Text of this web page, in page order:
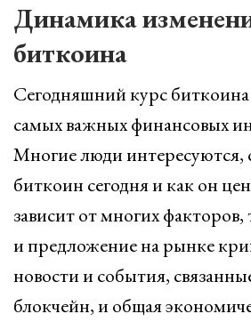
Динамика
биткоина
Сегодняшний курс
самых важных финансовых
Многие люди интересуются,
биткоин сегодня и как он
зависит от многих факторов,
и предложение на рынке
новости и события,
блокчейн, и общая